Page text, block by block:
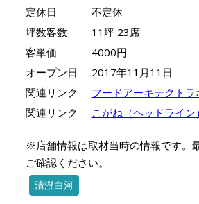
定休日
不定休
坪数客数
11坪 23席
客単価
4000円
オープン日
2017年11月11日
関連リンク
フードアーキテクトラ
関連リンク
こがね（ヘッドライン）
※店舗情報は取材当時の情報です。
ご確認ください。
清澄白河